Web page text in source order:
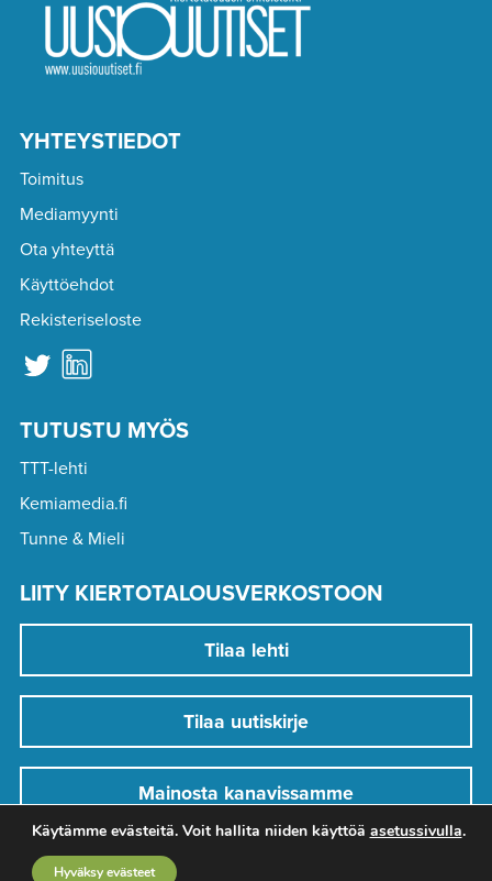
YHTEYSTIEDOT
Toimitus
Mediamyynti
Ota yhteyttä
Käyttöehdot
Rekisteriseloste
TUTUSTU MYÖS
TTT-lehti
Kemiamedia.fi
Tunne & Mieli
LIITY KIERTOTALOUSVERKOSTOON
Tilaa lehti
Tilaa uutiskirje
Mainosta kanavissamme
Käytämme evästeitä. Voit hallita niiden käyttöä asetussivulla.
Hyväksy evästeet